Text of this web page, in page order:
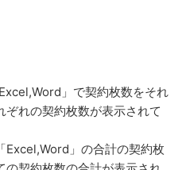
」で契約枚数をそれ
れの契約枚数が表示されて
Excel,Word」の合計の契約枚